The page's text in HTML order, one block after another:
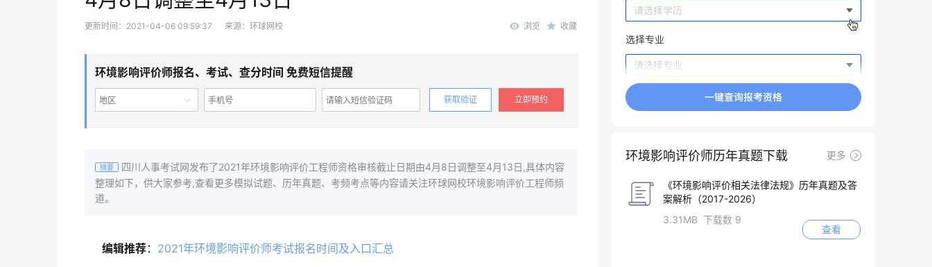
更新时间：2021-04-06 09:59:37 来源：环球网校 浏览 收藏
环境影响评价师报名、考试、查分时间 免费短信提醒
地区 获取验证 立即预约
摘要
四川人事考试网发布了2021年环境影响评价工程师资格审核截止日期由4月8日调整至4月13日,具体内容
整理如下，供大家参考,查看更多模拟试题、历年真题、考频考点等内容请关注环球网校环境影响评价工程师频
道。
编辑推荐： 2021年环境影响评价师考试报名时间及入口汇总
环境影响评价师历年真题下载 更多
《环境影响评价相关法律法规》历年真题及答
案解析（2017-2026）
3.31MB 下载数 9
查看